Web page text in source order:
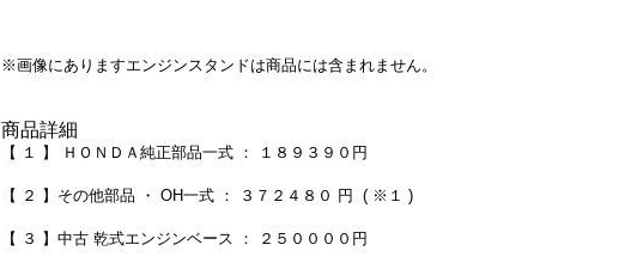
※画像にありますエンジンスタンドは商品には含まれません。
商品詳細
【 １ 】 ＨＯＮＤＡ純正部品一式 ： １８９３９０円
【 ２ 】その他部品 ・ OH一式 ： ３７２４８０ 円 ( ※１ )
【 ３ 】中古 乾式エンジンベース ： ２５００００円